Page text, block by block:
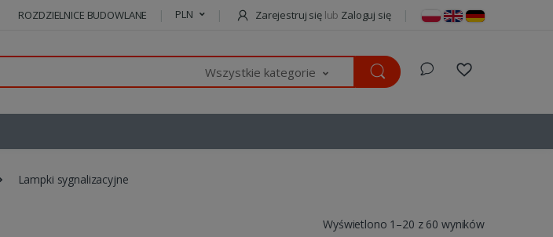
ROZDZIELNICE BUDOWLANE PLN Zarejestruj się lub Zaloguj się
Wszystkie kategorie
Lampki sygnalizacyjne
Wyświetlono 1–20 z 60 wyników